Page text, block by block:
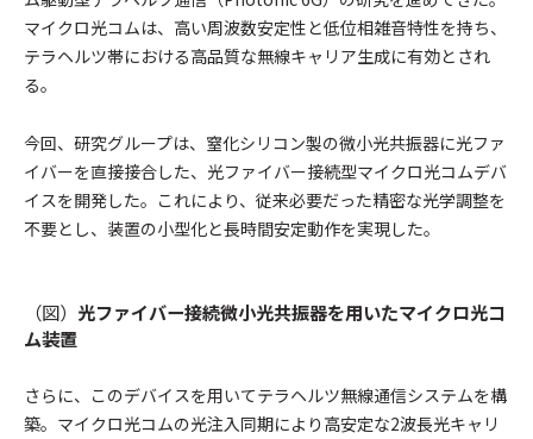
マイクロ光コムは、高い周波数安定性と低位相雑音特性を持ち、
テラヘルツ帯における高品質な無線キャリア生成に有効とされ
る。
今回、研究グループは、窒化シリコン製の微小光共振器に光ファ
イバーを直接接合した、光ファイバー接続型マイクロ光コムデバ
イスを開発した。これにより、従来必要だった精密な光学調整を
不要とし、装置の小型化と長時間安定動作を実現した。
（図） 光ファイバー接続微小光共振器を用いたマイクロ光コ
ム装置
さらに、このデバイスを用いてテラヘルツ無線通信システムを構
築。マイクロ光コムの光注入同期により高安定な2波長光キャリ